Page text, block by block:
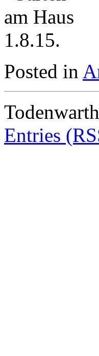
Posted in
Entries